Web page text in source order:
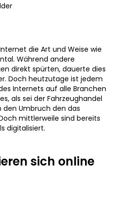
die Art und Weise wie
Während andere
direkt spürten, dauerte dies
Doch heutzutage ist jedem
Internets auf alle Branchen
als sei der Fahrzeughandel
Umbruch den das
mittlerweile sind bereits
digitalisiert.
sich online